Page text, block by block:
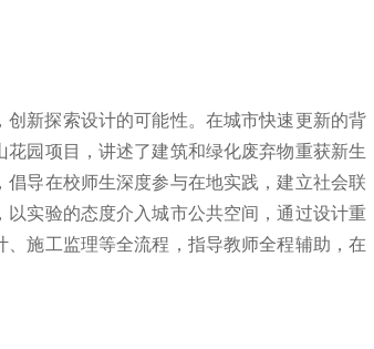
新探索设计的可能性。在城市快速更新的背
园项目，讲述了建筑和绿化废弃物重获新生
导在校师生深度参与在地实践，建立社会联
实验的态度介入城市公共空间，通过设计重
施工监理等全流程，指导教师全程辅助，在